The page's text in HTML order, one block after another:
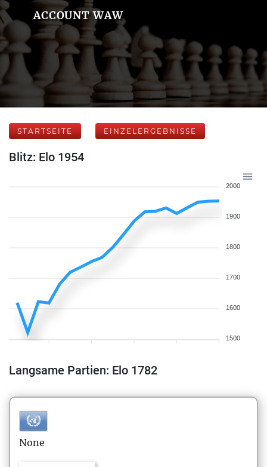
ACCOUNT WAW
STARTSEITE EINZELERGEBNISSE
Blitz: Elo 1954
2000
1900
1800
1700
1600
1500
Langsame Partien: Elo 1782
None